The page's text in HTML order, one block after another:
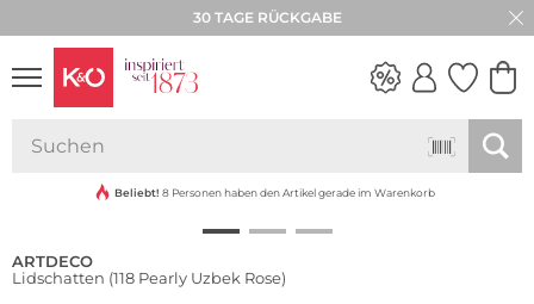
30 TAGE RÜCKGABE
VIBES
Beliebt! 8 Personen haben den Artikel gerade im Warenkorb
ARTDECO
Lidschatten (118 Pearly Uzbek Rose)